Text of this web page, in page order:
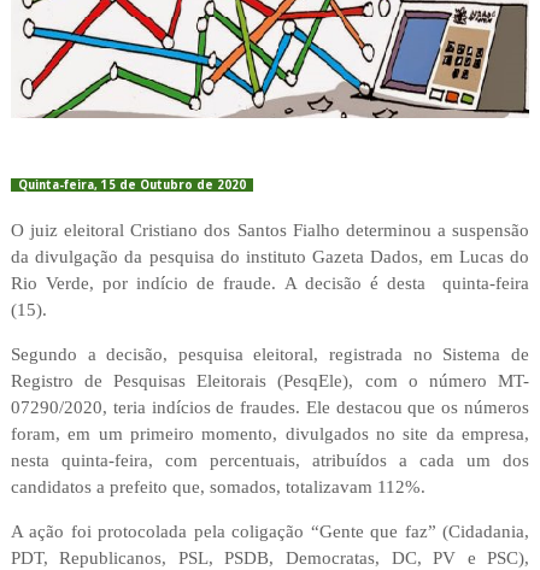
Quinta-feira, 15 de Outubro de 2020
O juiz eleitoral Cristiano dos Santos Fialho determinou a suspensão
da divulgação da pesquisa do instituto Gazeta Dados, em Lucas do
Rio Verde, por indício de fraude. A decisão é desta quinta-feira
(15).
Segundo a decisão, pesquisa eleitoral, registrada no Sistema de
Registro de Pesquisas Eleitorais (PesqEle), com o número MT-
07290/2020, teria indícios de fraudes. Ele destacou que os números
foram, em um primeiro momento, divulgados no site da empresa,
nesta quinta-feira, com percentuais, atribuídos a cada um dos
candidatos a prefeito que, somados, totalizavam 112%.
A ação foi protocolada pela coligação “Gente que faz” (Cidadania,
PDT, Republicanos, PSL, PSDB, Democratas, DC, PV e PSC),